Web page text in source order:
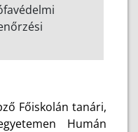
Főiskolán tanári,
Humán